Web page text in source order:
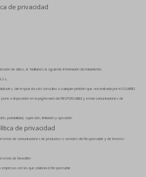
de privacidad
de datos, le facilitamos la siguiente información del tratamiento:
dar respuesta a las consultas o cualquier petición que sea realizada por el USUARIO
a disposición en la página web del RESPONSABLE y enviar comunicaciones de
portabilidad, supresión, limitación y oposición
de privacidad
envío de comunicaciones de productos o servicios del Responsable y de terceros
envío de Newsltter
con las que colabora el Responsable